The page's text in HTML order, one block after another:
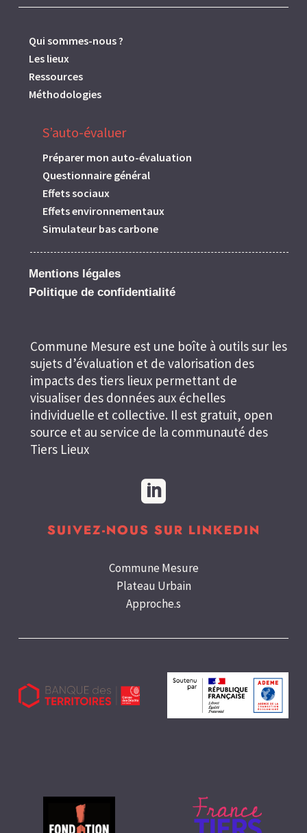
Qui sommes-nous ?
Les lieux
Ressources
Méthodologies
S’auto-évaluer
Préparer mon auto-évaluation
Questionnaire général
Effets sociaux
Effets environnementaux
Simulateur bas carbone
Mentions légales
Politique de confidentialité
Commune Mesure est une boîte à outils sur les
sujets d’évaluation et de valorisation des
impacts des tiers lieux permettant de
visualiser des données aux échelles
individuelle et collective. Il est gratuit, open
source et au service de la communauté des
Tiers Lieux

SUIVEZ-NOUS SUR LINKEDIN
Commune Mesure
Plateau Urbain
Approche.s